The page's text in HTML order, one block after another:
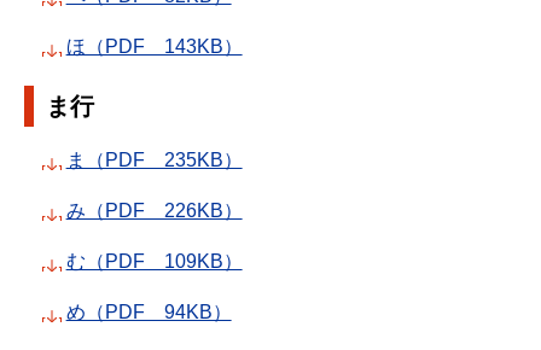
ほ（PDF 143KB）
ま行
ま（PDF 235KB）
み（PDF 226KB）
む（PDF 109KB）
め（PDF 94KB）